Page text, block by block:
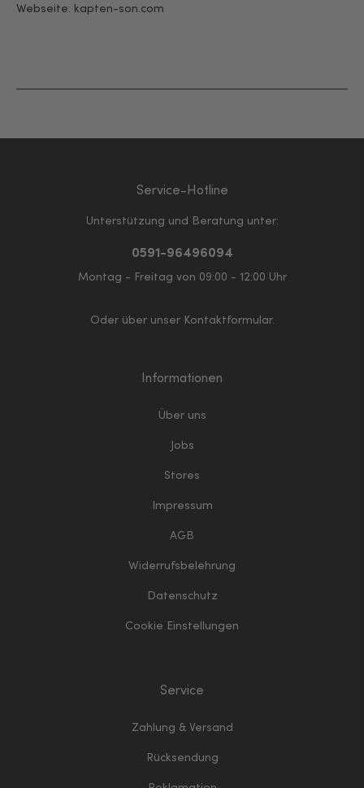
Webseite: kapten-son.com
Service-Hotline
Unterstützung und Beratung unter:
0591-96496094
Montag - Freitag von 09:00 - 12:00 Uhr
Oder über unser Kontaktformular.
Informationen
Über uns
Jobs
Stores
Impressum
AGB
Widerrufsbelehrung
Datenschutz
Cookie Einstellungen
Service
Zahlung & Versand
Rücksendung